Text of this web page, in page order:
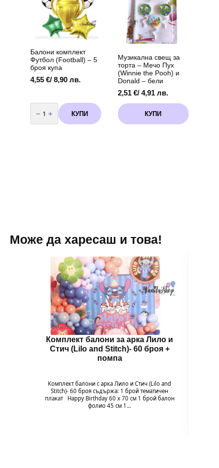
балона
Балони комплект
Футбол (Football) – 5
броя купа
4,55 €/ 8,90 лв.
количество
за
Балони
комплект
КУПИ
Музикална свещ за
торта – Мечо Пух
(Winnie the Pooh) и
Donald – бели
2,51 €/ 4,91 лв.
КУПИ
Може да харесаш и това!
Комплект балони за арка Лило и
Стич (Lilo and Stitch)- 60 броя +
помпа
Комплект балони с арка Лило и Стич (Lilo and
Stitch)- 60 броя съдържа: 1 брой тематичен
плакат Happy Birthday 60 х 70 см 1 брой балон
фолио 45 см 1…